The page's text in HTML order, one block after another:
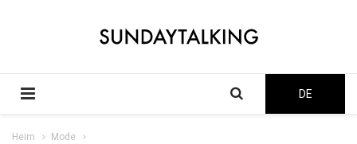
DE
Heim
Mode